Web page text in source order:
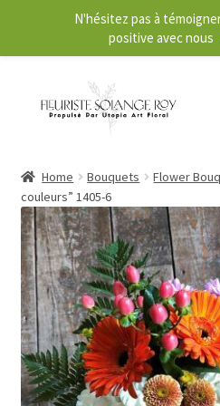
Our Services
About
Contact
FR
Home Bouquets Flower
couleurs” 1405-6
N'hésitez pas à
positive avec nous